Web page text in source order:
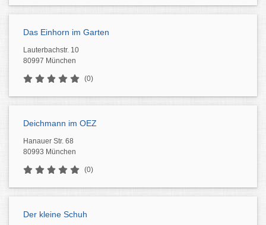
Das Einhorn im Garten
Lauterbachstr. 10
80997 München
(0)
Deichmann im OEZ
Hanauer Str. 68
80993 München
(0)
Der kleine Schuh